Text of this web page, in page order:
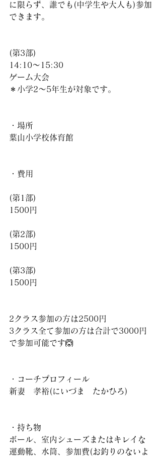
に限らず、誰でも(中学生や大人も)参加
できます。
(第3部)
14:10〜15:30
ゲーム大会
＊小学2〜5年生が対象です。
・場所
葉山小学校体育館
・費用
(第1部)
1500円
(第2部)
1500円
(第3部)
1500円
2クラス参加の方は2500円
3クラス全て参加の方は合計で3000円
で参加可能です🙆
・コーチプロフィール
新妻　孝裕(にいづま　たかひろ)
・持ち物
ボール、室内シューズまたはキレイな
運動靴、水筒、参加費(お釣りのないよ